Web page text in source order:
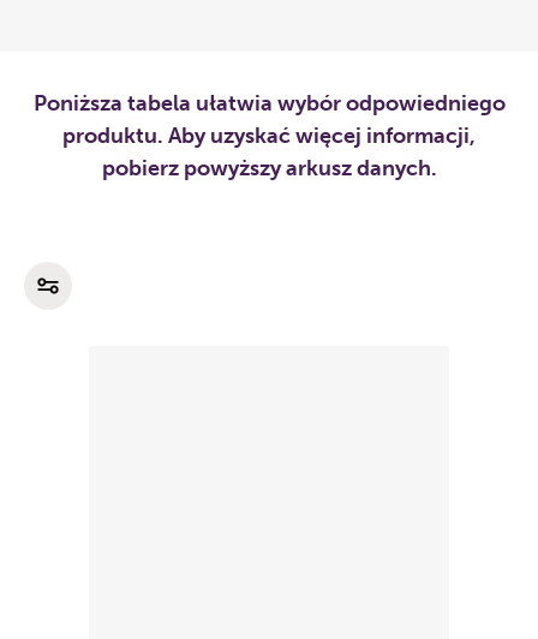
Poniższa tabela ułatwia wybór odpowiedniego
produktu. Aby uzyskać więcej informacji,
pobierz powyższy arkusz danych.